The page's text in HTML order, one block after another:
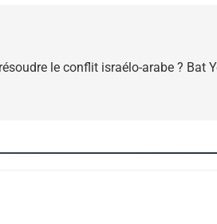
le conflit israélo-arabe ? Bat